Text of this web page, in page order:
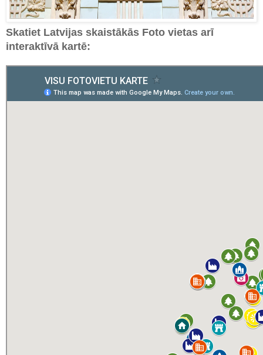
Skatiet Latvijas skaistākās Foto vietas arī
interaktīvā kartē: